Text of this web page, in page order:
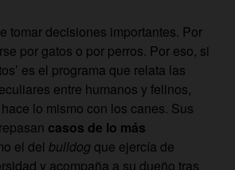
tomar decisiones importantes. Por
por gatos o por perros. Por eso, si
es el programa que relata las
entre humanos y felinos,
hace lo mismo con los canes. Sus
casos de lo más
el del bulldog que ejercía de
y acompaña a su dueño tras